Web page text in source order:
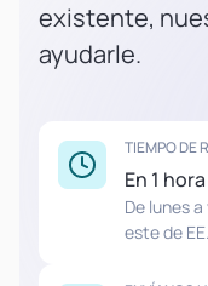
existente,
ayudarle.
TIEMPO DE
En 1 hora
De lunes
este de